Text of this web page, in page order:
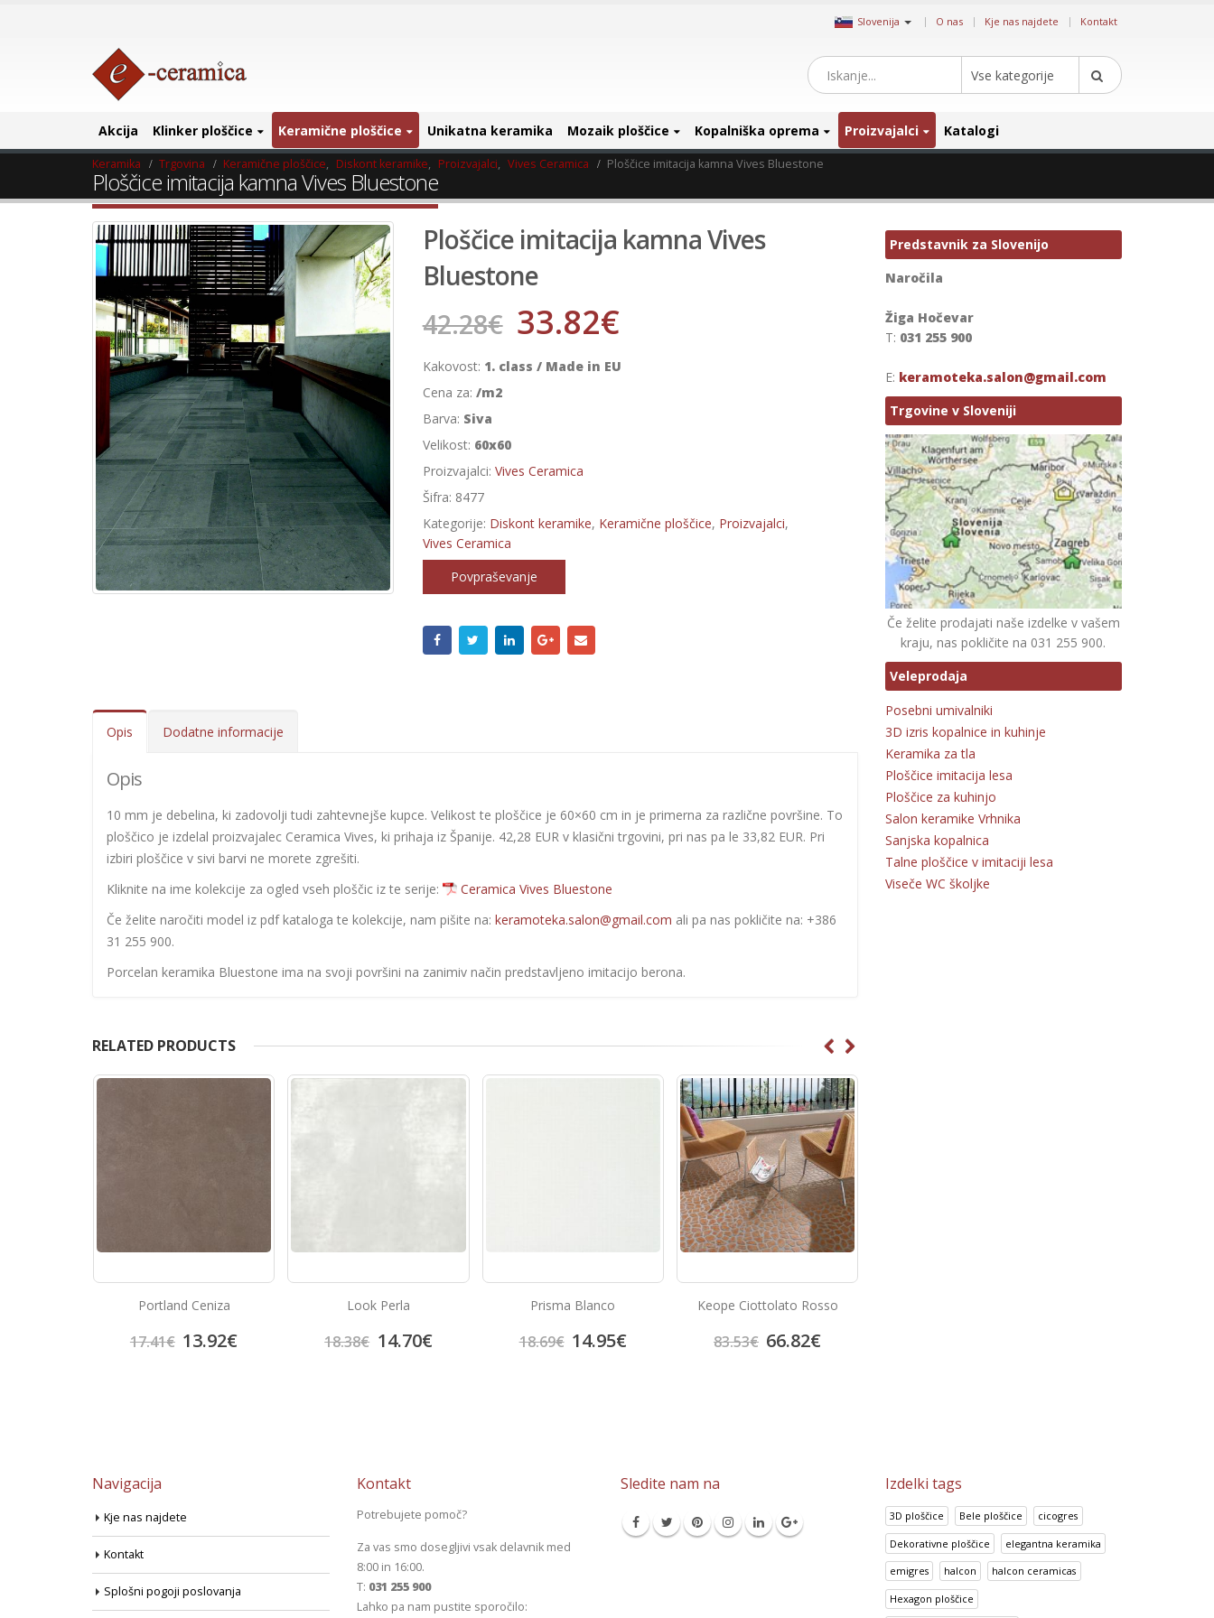
Slovenija | O nas Kje nas najdete Kontakt
Vse kategorije
Akcija Klinker ploščice Keramične ploščice Unikatna keramika Mozaik ploščice Kopalniška oprema Proizvajalci Katalogi
Keramika Trgovina Keramične ploščice, Diskont keramike, Proizvajalci, Vives Ceramica Ploščice imitacija kamna Vives Bluestone
Ploščice imitacija kamna Vives Bluestone
Ploščice imitacija kamna Vives
Bluestone
42.28€ 33.82€
Kakovost: 1. class / Made in EU
Cena za: /m2
Barva: Siva
Velikost: 60x60
Proizvajalci: Vives Ceramica
Šifra: 8477
Kategorije: Diskont keramike, Keramične ploščice, Proizvajalci,
Vives Ceramica
Povpraševanje
Opis Dodatne informacije
Opis
10 mm je debelina, ki zadovolji tudi zahtevnejše kupce. Velikost te ploščice je 60×60 cm in je primerna za različne površine. To
ploščico je izdelal proizvajalec Ceramica Vives, ki prihaja iz Španije. 42,28 EUR v klasični trgovini, pri nas pa le 33,82 EUR. Pri
izbiri ploščice v sivi barvi ne morete zgrešiti.
Kliknite na ime kolekcije za ogled vseh ploščic iz te serije:
Ceramica Vives Bluestone
Če želite naročiti model iz pdf kataloga te kolekcije, nam pišite na: keramoteka.salon@gmail.com ali pa nas pokličite na: +386
31 255 900.
Porcelan keramika Bluestone ima na svoji površini na zanimiv način predstavljeno imitacijo berona.
RELATED PRODUCTS
Look Perla
18.38€ 14.70€
Prisma Blanco
18.69€ 14.95€
Keope Ciottolato Rosso
83.53€ 66.82€
Prisma Azul
18.69€ 14.95€
Predstavnik za Slovenijo
Naročila
Žiga Hočevar
T: 031 255 900
E: keramoteka.salon@gmail.com
Trgovine v Sloveniji
Če želite prodajati naše izdelke v vašem
kraju, nas pokličite na 031 255 900.
Veleprodaja
Posebni umivalniki
3D izris kopalnice in kuhinje
Keramika za tla
Ploščice imitacija lesa
Ploščice za kuhinjo
Salon keramike Vrhnika
Sanjska kopalnica
Talne ploščice v imitaciji lesa
Viseče WC školjke
Navigacija
Kje nas najdete
Kontakt
Splošni pogoji poslovanja
Kontakt
Potrebujete pomoč?
Za vas smo dosegljivi vsak delavnik med
8:00 in 16:00.
T: 031 255 900
Lahko pa nam pustite sporočilo:
Sledite nam na Izdelki tags
3D ploščice Bele ploščice cicogres
Dekorativne ploščice elegantna keramika
emigres halcon halcon ceramicas
Hexagon ploščice